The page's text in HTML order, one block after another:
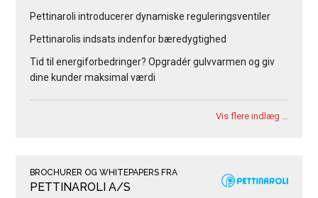
Pettinaroli introducerer dynamiske reguleringsventiler
Pettinarolis indsats indenfor bæredygtighed
Tid til energiforbedringer? Opgradér gulvvarmen og giv
dine kunder maksimal værdi
Vis flere indlæg …
BROCHURER OG WHITEPAPERS FRA
PETTINAROLI A/S